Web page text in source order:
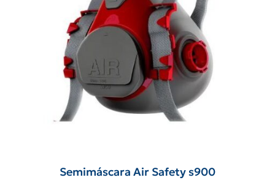
Semimáscara Air Safety s900